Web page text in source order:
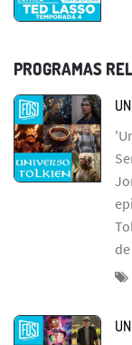
PROGRAMAS